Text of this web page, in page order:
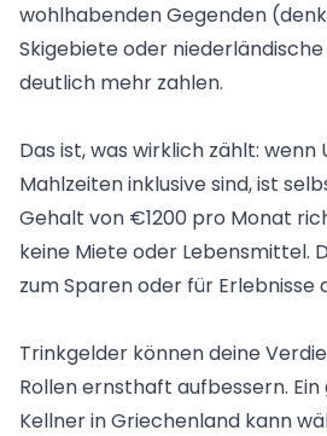
wohlhabenden Gegenden
Skigebiete oder
deutlich mehr zahlen.
Das ist, was wirklich zählt:
Mahlzeiten inklusive sind, ist
Gehalt von €1200 pro Monat
keine Miete oder Lebensmittel.
zum Sparen oder für Erlebnisse
Trinkgelder können deine
Rollen ernsthaft aufbessern.
Kellner in Griechenland kann